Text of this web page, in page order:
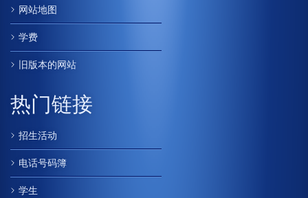
网站地图
学费
旧版本的网站
热门链接
招生活动
电话号码簿
学生